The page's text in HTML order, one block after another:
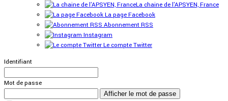
La chaine de l'APSYEN, France
La page Facebook
Abonnement RSS
Instagram
Le compte Twitter
Identifiant
Mot de passe
Afficher le mot de passe